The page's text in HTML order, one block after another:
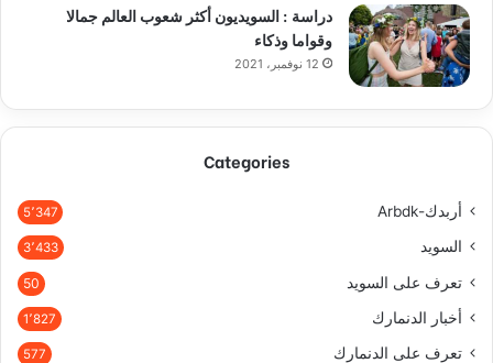
دراسة : السويديون أكثر شعوب العالم جمالا
وقواما وذكاء
12 نوفمبر، 2021
Categories
أربدك-Arbdk 5٬347
السويد 3٬433
تعرف على السويد 50
أخبار الدنمارك 1٬827
تعرف على الدنمارك 577